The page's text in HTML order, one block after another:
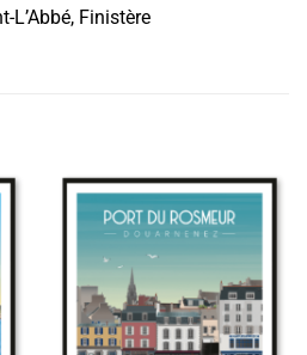
Finistère